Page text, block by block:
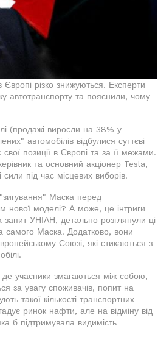
різко знижуються. Експерти
автотранспорту та пояснили, чому
(продажі виросли на 38% у
автомобілів відбулися суттєві
позиції в Європі та за її межами.
та основний акціонер Tesla,
під час місцевих виборів.
Маска перед
нової моделі? А може, це інтриги
запит УНІАН, детально розглянули ці
самого Маска. Додатково, вони
Союзі, які стикаються з
учасники змагаються між собою,
за увагу споживачів, попит на
такої кількості транспортних
ринок нафти, але на відміну від
б підтримувала видимість